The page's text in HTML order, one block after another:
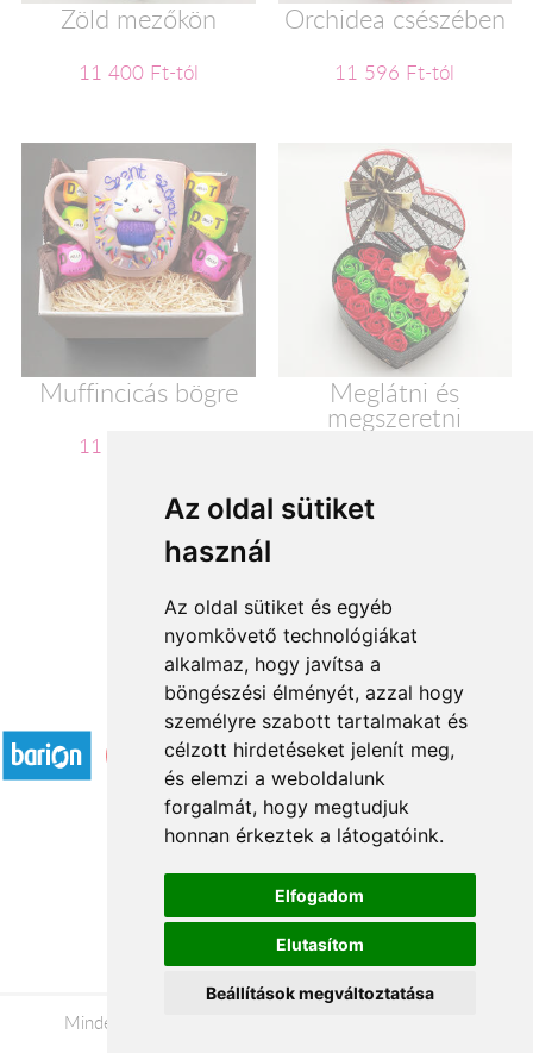
Az oldal sütiket
használ
Az oldal sütiket és egyéb
nyomkövető technológiákat
alkalmaz, hogy javítsa a
böngészési élményét, azzal hogy
személyre szabott tartalmakat és
célzott hirdetéseket jelenít meg,
és elemzi a weboldalunk
forgalmát, hogy megtudjuk
honnan érkeztek a látogatóink.
Elfogadom
Elutasítom
Beállítások megváltoztatása
Zöld mezőkön
11 400 Ft-tól
Orchidea csészében
11 596 Ft-tól
Muffincicás bögre
11 600 Ft-tól
Meglátni és
megszeretni
1 2
Elfogadott fizetési módok
Á.SZ.F.
Impresszum
Adatkezelési tájékoztató
Minden jog fenntartva © 2026 |